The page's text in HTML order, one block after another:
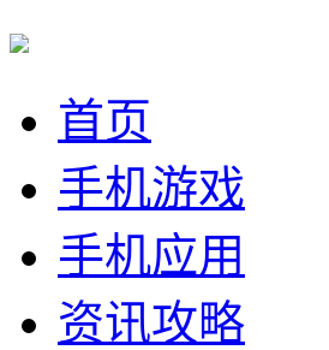
首页
手机游戏
手机应用
资讯攻略